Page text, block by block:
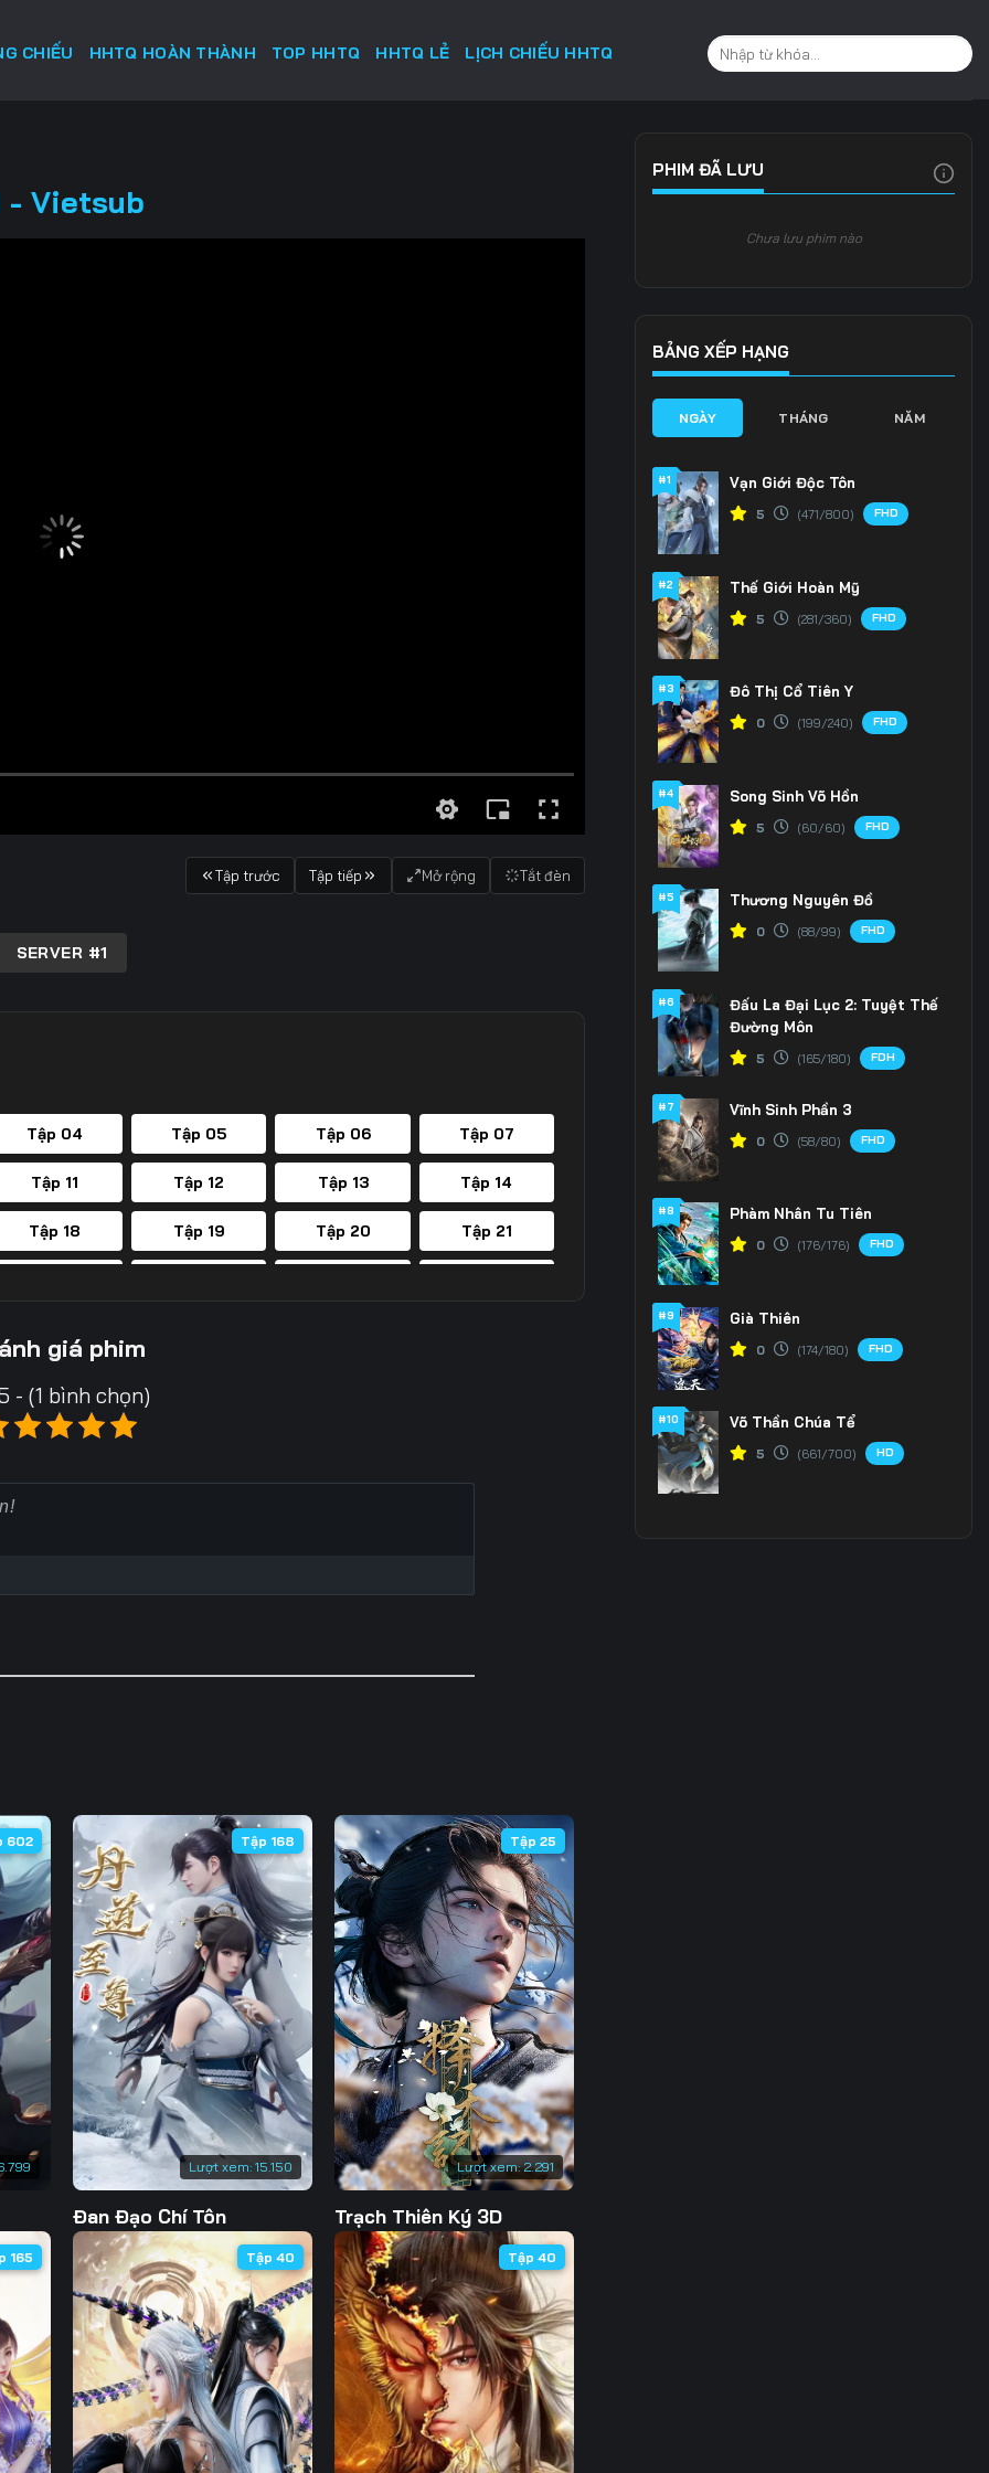
CHIẾU HHTQ HOÀN THÀNH TOP HHTQ HHTQ LẺ LỊCH CHIẾU HHTQ
- Vietsub
Tập trước Tập tiếp Mở rộng Tắt đèn
SERVER #1
Tập 04 Tập 05 Tập 06 Tập 07
Tập 11 Tập 12 Tập 13 Tập 14
Tập 18 Tập 19 Tập 20 Tập 21
Tập 46
Tập 102 Tập 103 Tập 104 Tập 105
Tập 109 Tập 110 Tập 111 Tập 112
Tập 116 Tập 117 Tập 118 Tập 119
Tập 123 Tập 124 Tập 125 Tập 126
Tập 130 Tập 131 Tập 132 Tập 133
Tập 137 Tập 138 Tập 139 Tập 140
Tập 144 Tập 145 Tập 146 Tập 147
Tập 151 Tập 152 Tập 153 Tập 154
Tập 165 Tập 166 Tập 167 Tập 168
Tập 172 Tập 173 Tập 174 Tập 175
Tập 179 Tập 180 Tập 181 Tập 182
Tập 186 Tập 187 Tập 188 Tập 189
Tập 193 Tập 194 Tập 195 Tập 196
giá phim
- (1 bình chọn)
602
Lượt xem: 15.150
Tập 168
Đan Đạo Chí Tôn
Lượt xem:2.291
Tập 25
Trạch Thiên Ký 3D
165 Tập 40 Tập 40
PHIM ĐÃ LƯU
Chưa lưu phim nào
BẢNG XẾP HẠNG
NGÀY THÁNG NĂM
#1 Vạn Giới Độc Tôn
5 (471/800) FHD
#2 Thế Giới Hoàn Mỹ
5 (281/360) FHD
#3 Đô Thị Cổ Tiên Y
0 (199/240) FHD
#4 Song Sinh Võ Hồn
5 (60/60) FHD
#5 Thương Nguyên Đồ
0 (88/99) FHD
#6
Đấu La Đại Lục 2: Tuyệt Thế
Đường Môn
5 (165/180) FDH
#7 Vĩnh Sinh Phần 3
0 (58/80) FHD
#8 Phàm Nhân Tu Tiên
0 (176/176) FHD
#9 Già Thiên
0 (174/180) FHD
#10 Võ Thần Chúa Tể
5 (661/700) HD